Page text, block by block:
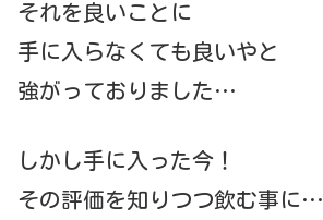
それを良いことに
手に入らなくても良いやと
強がっておりました…
しかし手に入った今！
その評価を知りつつ飲む事に…